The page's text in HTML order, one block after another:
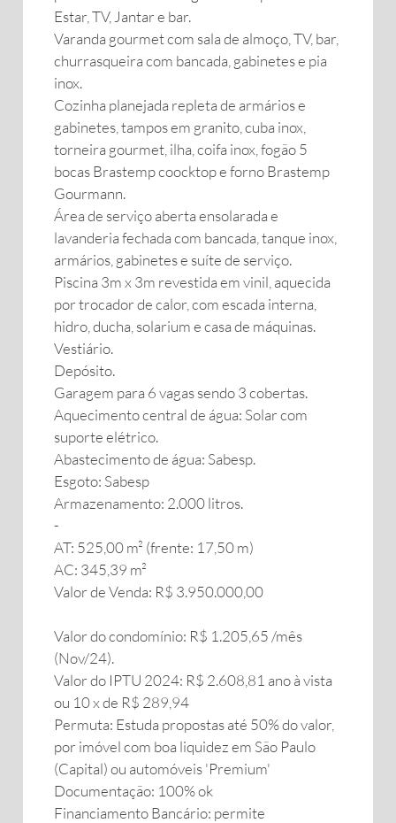
Estar, TV, Jantar e bar.
Varanda gourmet com sala de almoço, TV, bar,
churrasqueira com bancada, gabinetes e pia
inox.
Cozinha planejada repleta de armários e
gabinetes, tampos em granito, cuba inox,
torneira gourmet, ilha, coifa inox, fogão 5
bocas Brastemp coocktop e forno Brastemp
Gourmann.
Área de serviço aberta ensolarada e
lavanderia fechada com bancada, tanque inox,
armários, gabinetes e suíte de serviço.
Piscina 3m x 3m revestida em vinil, aquecida
por trocador de calor, com escada interna,
hidro, ducha, solarium e casa de máquinas.
Vestiário.
Depósito.
Garagem para 6 vagas sendo 3 cobertas.
Aquecimento central de água: Solar com
suporte elétrico.
Abastecimento de água: Sabesp.
Esgoto: Sabesp
Armazenamento: 2.000 litros.
-
AT: 525,00 m² (frente: 17,50 m)
AC: 345,39 m²
Valor de Venda: R$ 3.950.000,00
Valor do condomínio: R$ 1.205,65 /mês
(Nov/24).
Valor do IPTU 2024: R$ 2.608,81 ano à vista
ou 10 x de R$ 289,94
Permuta: Estuda propostas até 50% do valor,
por imóvel com boa liquidez em São Paulo
(Capital) ou automóveis 'Premium'
Documentação: 100% ok
Financiamento Bancário: permite